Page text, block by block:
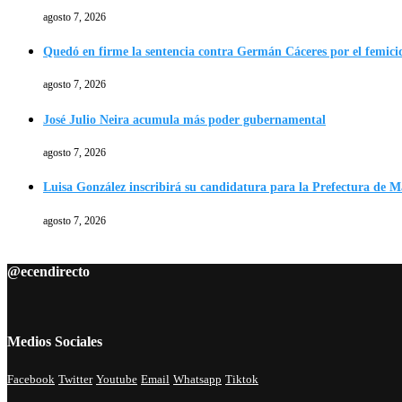
agosto 7, 2026
Quedó en firme la sentencia contra Germán Cáceres por el
agosto 7, 2026
José Julio Neira acumula más poder gubernamental
agosto 7, 2026
Luisa González inscribirá su candidatura para la Prefectura de
agosto 7, 2026
@ecendirecto
Medios Sociales
Facebook Twitter Youtube Email Whatsapp Tiktok